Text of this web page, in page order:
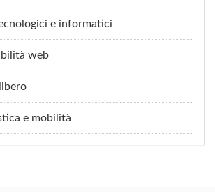
e informatici
web
e mobilità